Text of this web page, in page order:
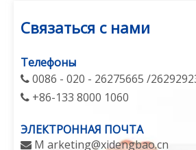
Связаться с нами
Телефоны
 0086 - 020 - 26275665 /
 +86-133 8000 1060
ЭЛЕКТРОННАЯ ПОЧТА
 M arketing@xidengbao.cn